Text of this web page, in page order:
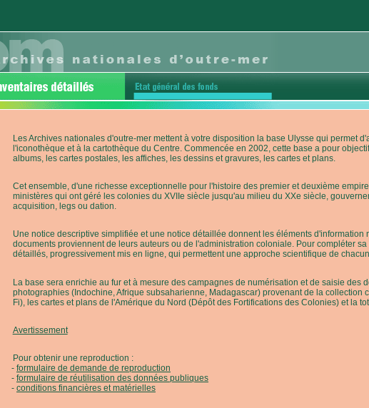
Les Archives nationales d'outre-mer mettent à votre disposition la base Ulysse qui permet
l'iconothèque et à la cartothèque du Centre. Commencée en 2002, cette base a pour
albums, les cartes postales, les affiches, les dessins et gravures, les cartes et plans.
Cet ensemble, d'une richesse exceptionnelle pour l'histoire des premier et deuxième
ministères qui ont géré les colonies du XVIIe siècle jusqu'au milieu du XXe siècle,
acquisition, legs ou dation.
Une notice descriptive simplifiée et une notice détaillée donnent les éléments
documents proviennent de leurs auteurs ou de l'administration coloniale. Pour compléter
détaillés, progressivement mis en ligne, qui permettent une approche scientifique de
La base sera enrichie au fur et à mesure des campagnes de numérisation et de saisie
photographies (Indochine, Afrique subsaharienne, Madagascar) provenant de la
Fi), les cartes et plans de l'Amérique du Nord (Dépôt des Fortifications des Colonies) et la
Avertissement
Pour obtenir une reproduction :
formulaire de demande de reproduction
formulaire de réutilisation des données publiques
conditions financières et matérielles